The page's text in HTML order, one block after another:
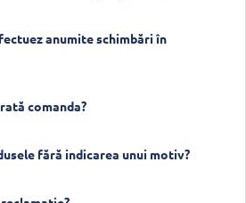
anumite schimbări în
comanda?
fără indicarea unui motiv?